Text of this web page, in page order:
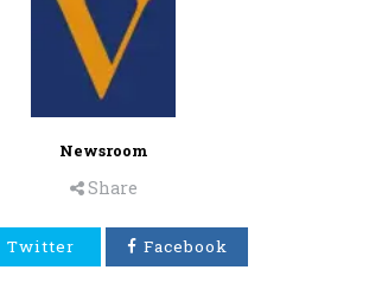
Newsroom
Share
Twitter Facebook